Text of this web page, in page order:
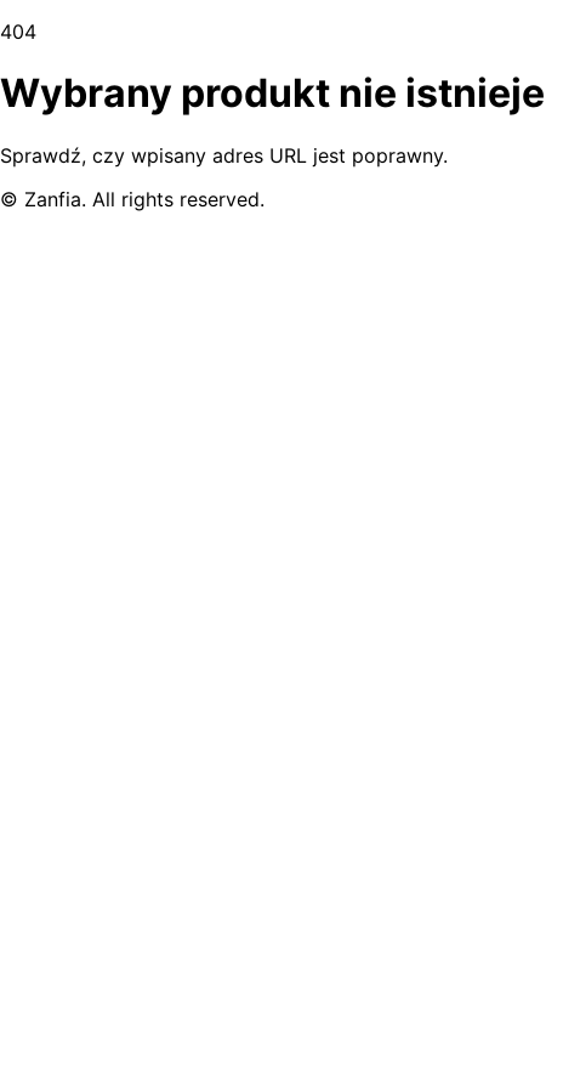
404
Wybrany produkt nie istnieje
Sprawdź, czy wpisany adres URL jest poprawny.
© Zanfia. All rights reserved.